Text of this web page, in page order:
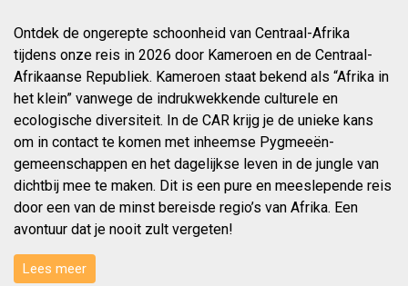
Ontdek de ongerepte schoonheid van Centraal-Afrika
tijdens onze reis in 2026 door Kameroen en de Centraal-
Afrikaanse Republiek. Kameroen staat bekend als “Afrika in
het klein” vanwege de indrukwekkende culturele en
ecologische diversiteit. In de CAR krijg je de unieke kans
om in contact te komen met inheemse Pygmeeën-
gemeenschappen en het dagelijkse leven in de jungle van
dichtbij mee te maken. Dit is een pure en meeslepende reis
door een van de minst bereisde regio’s van Afrika. Een
avontuur dat je nooit zult vergeten!
Lees meer